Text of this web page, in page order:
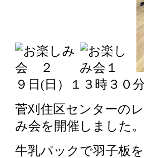
９日(日）１３時３０
菅刈住区センターの
み会を開催しました。
牛乳パックで羽子板